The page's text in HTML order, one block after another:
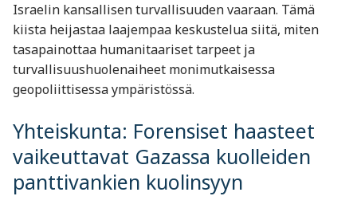
Israelin kansallisen turvallisuuden vaaraan. Tämä
kiista heijastaa laajempaa keskustelua siitä, miten
tasapainottaa humanitaariset tarpeet ja
turvallisuushuolenaiheet monimutkaisessa
geopoliittisessa ympäristössä.
Yhteiskunta: Forensiset haasteet
vaikeuttavat Gazassa kuolleiden
panttivankien kuolinsyyn